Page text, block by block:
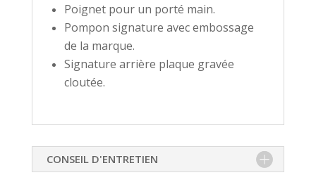
Poignet pour un porté main.
Pompon signature avec embossage
de la marque.
Signature arrière plaque gravée
cloutée.
CONSEIL D'ENTRETIEN